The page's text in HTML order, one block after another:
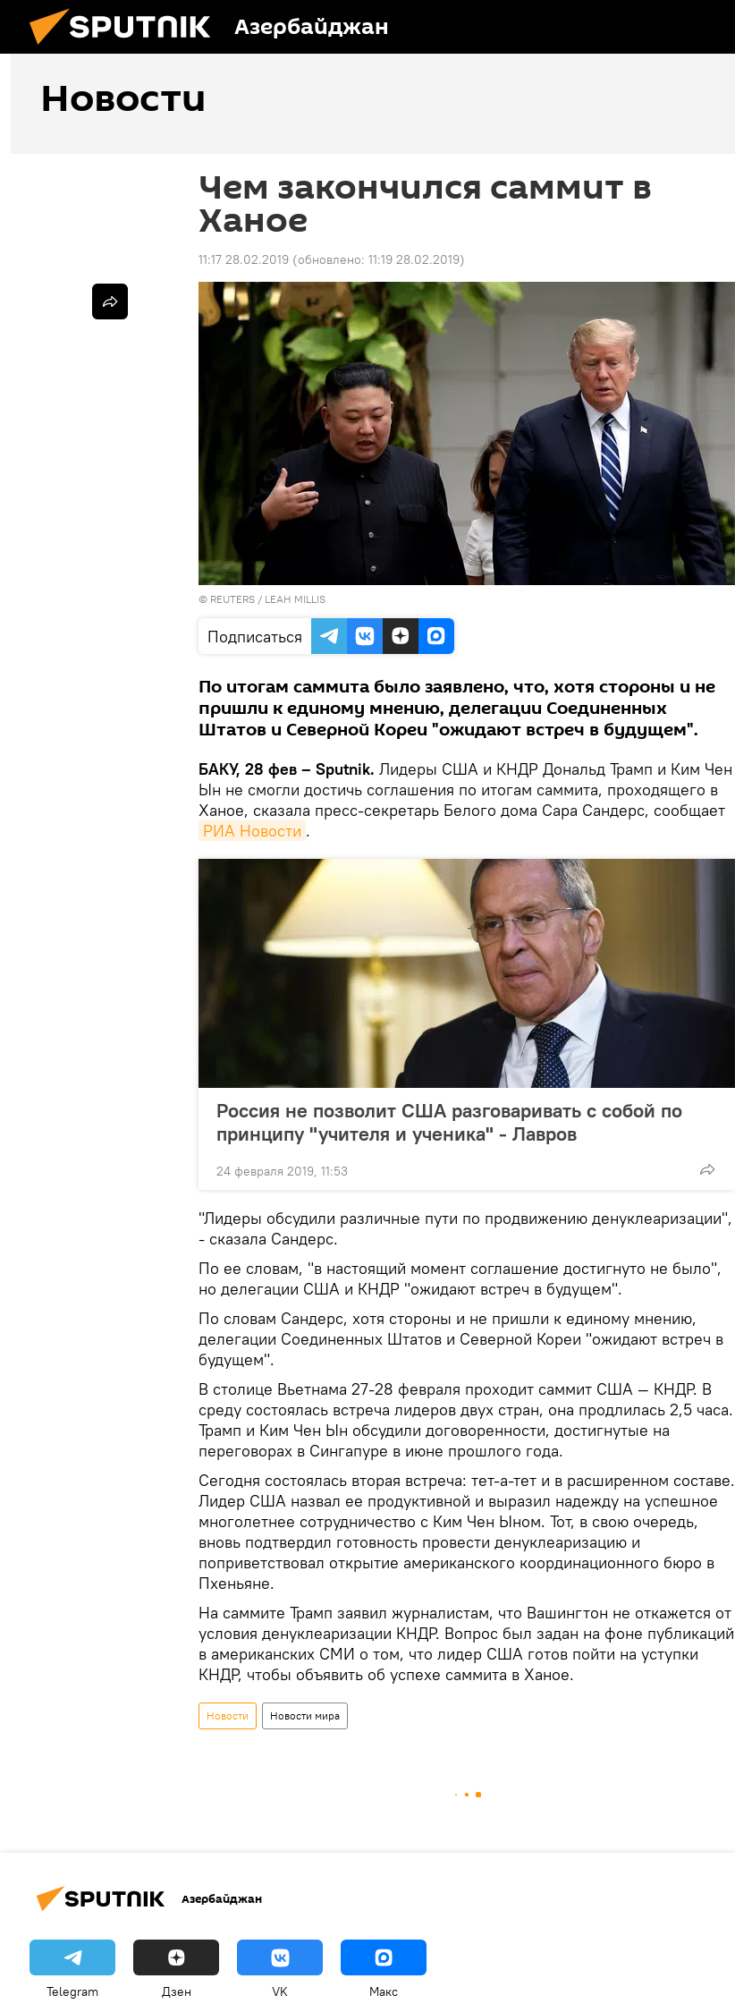
Азербайджан
Новости
Чем закончился саммит в
Ханое
11:17 28.02.2019 (обновлено: 11:19 28.02.2019)
© REUTERS / LEAH MILLIS
Подписаться
По итогам саммита было заявлено, что, хотя стороны и не
пришли к единому мнению, делегации Соединенных
Штатов и Северной Кореи "ожидают встреч в будущем".
БАКУ, 28 фев – Sputnik. Лидеры США и КНДР Дональд Трамп и Ким Чен
Ын не смогли достичь соглашения по итогам саммита, проходящего в
Ханое, сказала пресс-секретарь Белого дома Сара Сандерс, сообщает
РИА Новости .
Россия не позволит США разговаривать с собой по
принципу "учителя и ученика" - Лавров
24 февраля 2019, 11:53
"Лидеры обсудили различные пути по продвижению денуклеаризации",
- сказала Сандерс.
По ее словам, "в настоящий момент соглашение достигнуто не было",
но делегации США и КНДР "ожидают встреч в будущем".
По словам Сандерс, хотя стороны и не пришли к единому мнению,
делегации Соединенных Штатов и Северной Кореи "ожидают встреч в
будущем".
В столице Вьетнама 27-28 февраля проходит саммит США — КНДР. В
среду состоялась встреча лидеров двух стран, она продлилась 2,5 часа.
Трамп и Ким Чен Ын обсудили договоренности, достигнутые на
переговорах в Сингапуре в июне прошлого года.
Сегодня состоялась вторая встреча: тет-а-тет и в расширенном составе.
Лидер США назвал ее продуктивной и выразил надежду на успешное
многолетнее сотрудничество с Ким Чен Ыном. Тот, в свою очередь,
вновь подтвердил готовность провести денуклеаризацию и
поприветствовал открытие американского координационного бюро в
Пхеньяне.
На саммите Трамп заявил журналистам, что Вашингтон не откажется от
условия денуклеаризации КНДР. Вопрос был задан на фоне публикаций
в американских СМИ о том, что лидер США готов пойти на уступки
КНДР, чтобы объявить об успехе саммита в Ханое.
Новости Новости мира
Азербайджан
Telegram Дзен VK Макс